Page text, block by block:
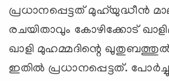
പ്രധാനപ്പെട്ടത് മുഹ്‌യുദ്ധീന്‍
രചയിതാവും കോഴിക്കോട്
ഖാളി മുഹമ്മദിന്റെ
ഇതില്‍ പ്രധാനപ്പെട്ടത്.